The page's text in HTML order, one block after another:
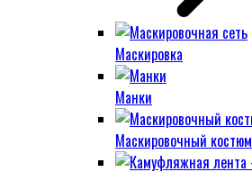
Маскировка
Манки
Маскировочный костюм